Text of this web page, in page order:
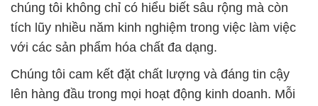
chúng tôi không chỉ có hiểu biết sâu rộng mà còn
tích lũy nhiều năm kinh nghiệm trong việc làm việc
với các sản phẩm hóa chất đa dạng.
Chúng tôi cam kết đặt chất lượng và đáng tin cậy
lên hàng đầu trong mọi hoạt động kinh doanh. Mỗi